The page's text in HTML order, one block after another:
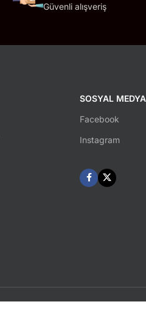
Güvenli alışveriş
SOSYAL MEDYA
Facebook
Instagram